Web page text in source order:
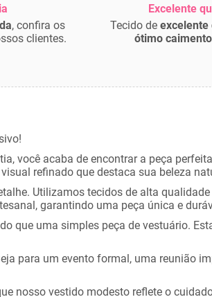
, confira os
clientes.
Excelente
Tecido de excelente
ótimo caimento
você acaba de encontrar a peça
refinado que destaca sua beleza
Utilizamos tecidos de alta
garantindo uma peça única e
que uma simples peça de vestuário.
para um evento formal, uma reunião
nosso vestido modesto reflete o